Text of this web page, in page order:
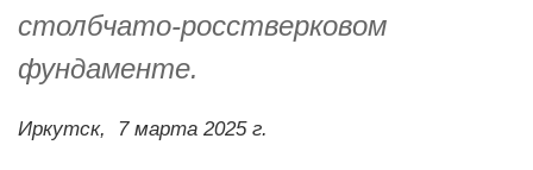
столбчато-росстверковом
фундаменте.
Иркутск, 7 марта 2025 г.